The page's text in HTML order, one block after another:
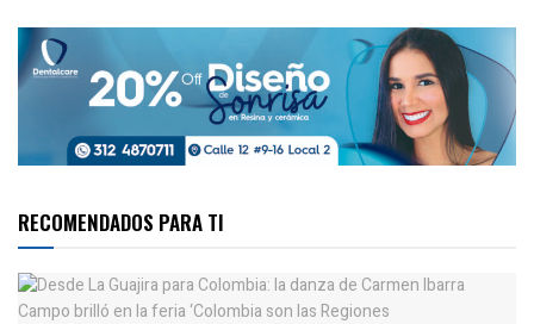
RECOMENDADOS PARA TI